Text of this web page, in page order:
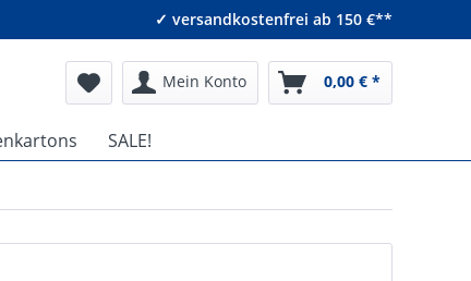
✓ versandkostenfrei ab 150 €**
Mein Konto 0,00 € *
SALE!